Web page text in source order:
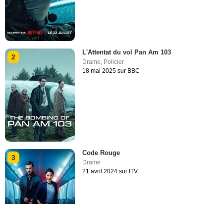
2
L'Attentat du vol Pan Am 103
Drame Policier
18 mai 2025 sur BBC
3
Code Rouge
Drame
21 avril 2024 sur ITV